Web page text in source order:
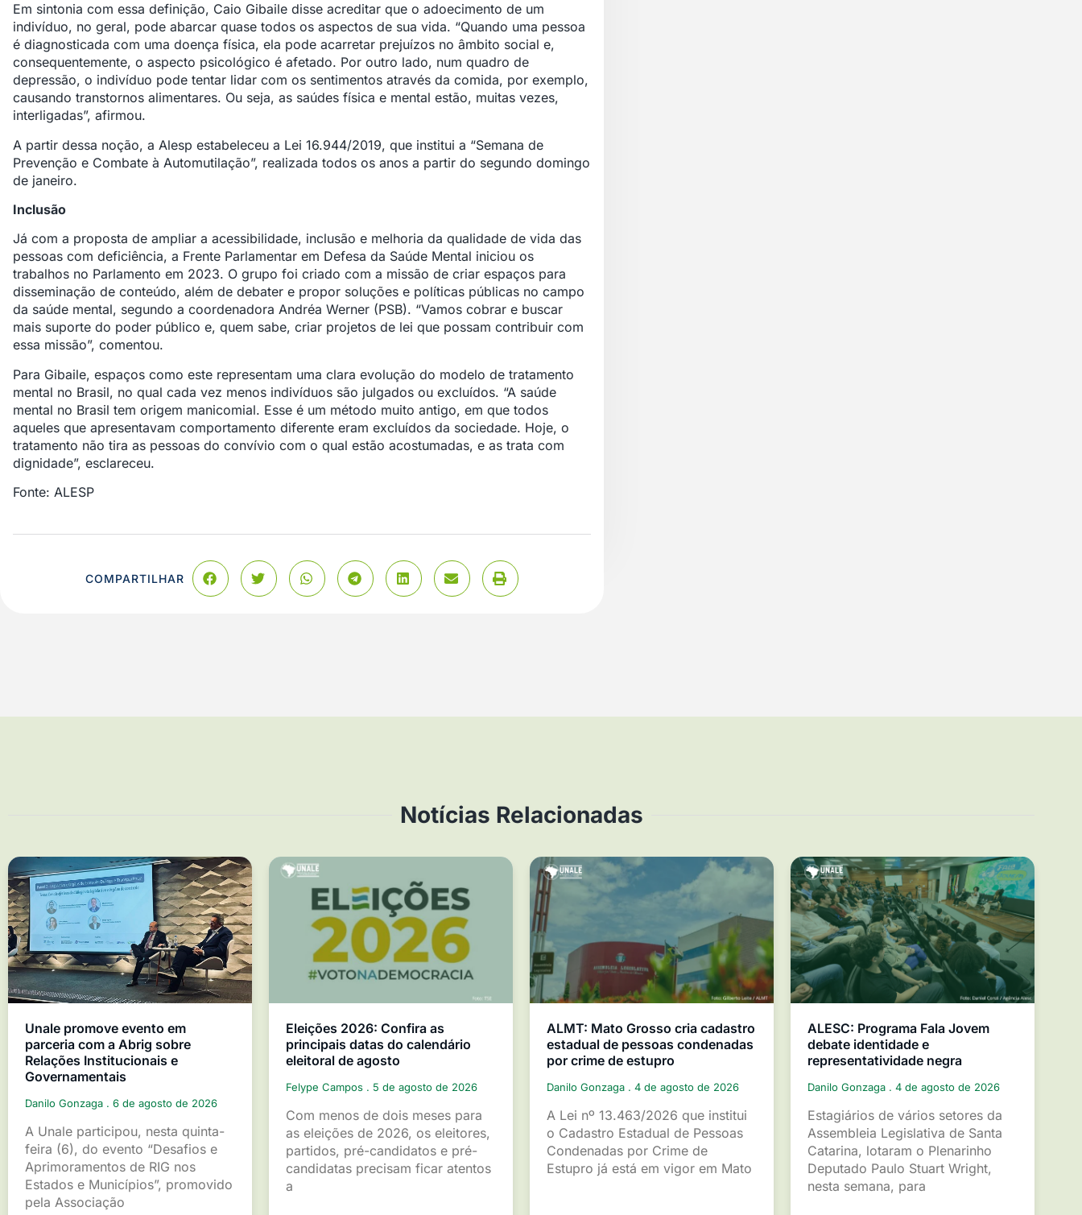
Em sintonia com essa definição, Caio Gibaile disse acreditar que o adoecimento de um
indivíduo, no geral, pode abarcar quase todos os aspectos de sua vida. “Quando uma pessoa
é diagnosticada com uma doença física, ela pode acarretar prejuízos no âmbito social e,
consequentemente, o aspecto psicológico é afetado. Por outro lado, num quadro de
depressão, o indivíduo pode tentar lidar com os sentimentos através da comida, por exemplo,
causando transtornos alimentares. Ou seja, as saúdes física e mental estão, muitas vezes,
interligadas”, afirmou.
A partir dessa noção, a Alesp estabeleceu a Lei 16.944/2019, que institui a “Semana de
Prevenção e Combate à Automutilação”, realizada todos os anos a partir do segundo domingo
de janeiro.
Inclusão
Já com a proposta de ampliar a acessibilidade, inclusão e melhoria da qualidade de vida das
pessoas com deficiência, a Frente Parlamentar em Defesa da Saúde Mental iniciou os
trabalhos no Parlamento em 2023. O grupo foi criado com a missão de criar espaços para
disseminação de conteúdo, além de debater e propor soluções e políticas públicas no campo
da saúde mental, segundo a coordenadora Andréa Werner (PSB). “Vamos cobrar e buscar
mais suporte do poder público e, quem sabe, criar projetos de lei que possam contribuir com
essa missão”, comentou.
Para Gibaile, espaços como este representam uma clara evolução do modelo de tratamento
mental no Brasil, no qual cada vez menos indivíduos são julgados ou excluídos. “A saúde
mental no Brasil tem origem manicomial. Esse é um método muito antigo, em que todos
aqueles que apresentavam comportamento diferente eram excluídos da sociedade. Hoje, o
tratamento não tira as pessoas do convívio com o qual estão acostumadas, e as trata com
dignidade”, esclareceu.
Fonte: ALESP
COMPARTILHAR
Notícias Relacionadas
Unale promove evento em
parceria com a Abrig sobre
Relações Institucionais e
Governamentais
Danilo Gonzaga 6 de agosto de 2026
A Unale participou, nesta quinta-
feira (6), do evento “Desafios e
Aprimoramentos de RIG nos
Estados e Municípios”, promovido
pela Associação
Eleições 2026: Confira as
principais datas do calendário
eleitoral de agosto
Felype Campos 5 de agosto de 2026
Com menos de dois meses para
as eleições de 2026, os eleitores,
partidos, pré-candidatos e pré-
candidatas precisam ficar atentos
a
ALMT: Mato Grosso cria cadastro
estadual de pessoas condenadas
por crime de estupro
Danilo Gonzaga 4 de agosto de 2026
A Lei nº 13.463/2026 que institui
o Cadastro Estadual de Pessoas
Condenadas por Crime de
Estupro já está em vigor em Mato
ALESC: Programa Fala Jovem
debate identidade e
representatividade negra
Danilo Gonzaga 4 de agosto de 2026
Estagiários de vários setores da
Assembleia Legislativa de Santa
Catarina, lotaram o Plenarinho
Deputado Paulo Stuart Wright,
nesta semana, para